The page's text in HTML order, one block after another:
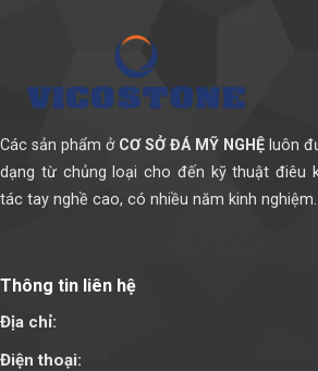
Các sản phẩm ở CƠ SỞ ĐÁ MỸ NGHỆ luôn
dạng từ chủng loại cho đến kỹ thuật điêu
tác tay nghề cao, có nhiều năm kinh
Thông tin liên hệ
Địa chỉ:
Điện thoại: